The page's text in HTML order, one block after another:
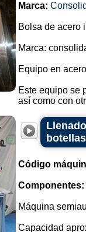
Marca:
Bolsa de acero
Marca:
Equipo en
Este equipo se
así como con
Código
Componentes:
Máquina
Capacidad